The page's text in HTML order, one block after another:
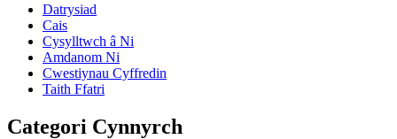
Datrysiad
Cais
Cysylltwch â Ni
Amdanom Ni
Cwestiynau Cyffredin
Taith Ffatri
Categori Cynnyrch